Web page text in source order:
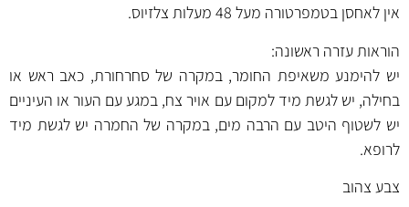
אין לאחסן בטמפרטורה מעל 48 מעלות צלזיוס.
הוראות עזרה ראשונה:
יש להימנע משאיפת החומר, במקרה של סחרחורת, כאב ראש או
בחילה, יש לגשת מיד למקום עם אויר צח, במגע עם העור או העיניים
יש לשטוף היטב עם הרבה מים, במקרה של החמרה יש לגשת מיד
לרופא.
צבע צהוב